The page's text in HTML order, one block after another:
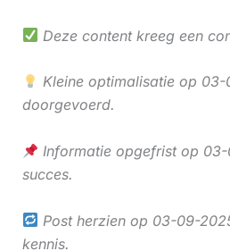
Deze content kreeg een
Kleine optimalisatie op
doorgevoerd.
Informatie opgefrist op
succes.
Post herzien op 03-09-
kennis.